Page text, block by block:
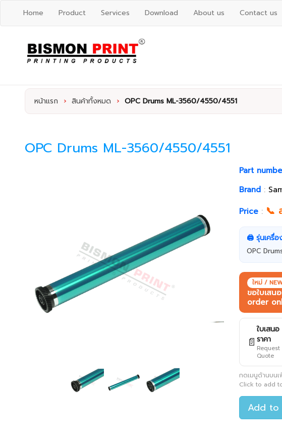
Home Product Services Download About us Contact us
หน้าแรก › สินค้าทั้งหมด › OPC Drums ML-3560/4550/4551
OPC Drums ML-3560/4550/4551
Part
Brand :
Price : 📞
🖨️ รุ่นเครื่
OPC
ใหม่ /
ขอใบเส
order
📄
ใบเสนอ
ราคา
Request
Quote
กดเมนูด้านบน
Click to add
Add to